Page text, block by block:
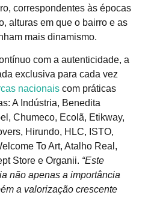
correspondentes às épocas
alturas em que o bairro e as
mais dinamismo.
com a autenticidade, a
exclusiva para cada vez
nacionais com práticas
A Indústria, Benedita
Chumeco, Ecolã, Etikway,
Hirundo, HLC, ISTO,
To Art, Atalho Real,
Store e Organii. “Este
não apenas a importância
a valorização crescente